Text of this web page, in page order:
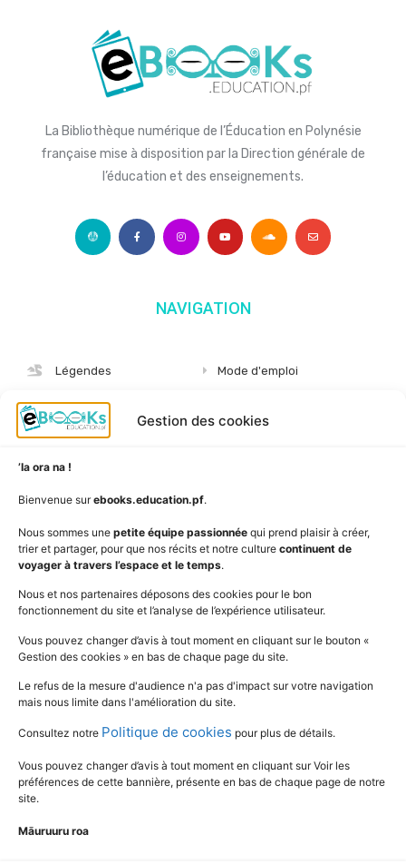
Gestion des cookies
’Ia ora na !
Bienvenue surebooks.education.pf.
Nous sommes une petite équipe passionnée qui prend plaisir à créer,
trier et partager, pour que nos récits et notre culture continuent de
voyager à travers l’espace et le temps.
Nous et nos partenaires déposons des cookies pour le bon
fonctionnement du site et l’analyse de l’expérience utilisateur.
Vous pouvez changer d’avis à tout moment en cliquant sur le bouton «
Gestion des cookies » en bas de chaque page du site.
Le refus de la mesure d'audience n'a pas d'impact sur votre navigation
mais nous limite dans l'amélioration du site.
Consultez notre Politique de cookies pour plus de détails.
Vous pouvez changer d’avis à tout moment en cliquant sur Voir les
préférences de cette bannière, présente en bas de chaque page de notre
site.
Māuruuru roa
La Bibliothèque numérique de l’Éducation en Polynésie
française mise à disposition par la Direction générale de
l’éducation et des enseignements.
NAVIGATION
Légendes
Albums
Langues
Niveaux
AudioBooks
Outils
Vidéos
Mode d'emploi
Mentions légales
www.education.pf
SUIVEZ L'ACTUALITÉ DE L'ÉDUCATION